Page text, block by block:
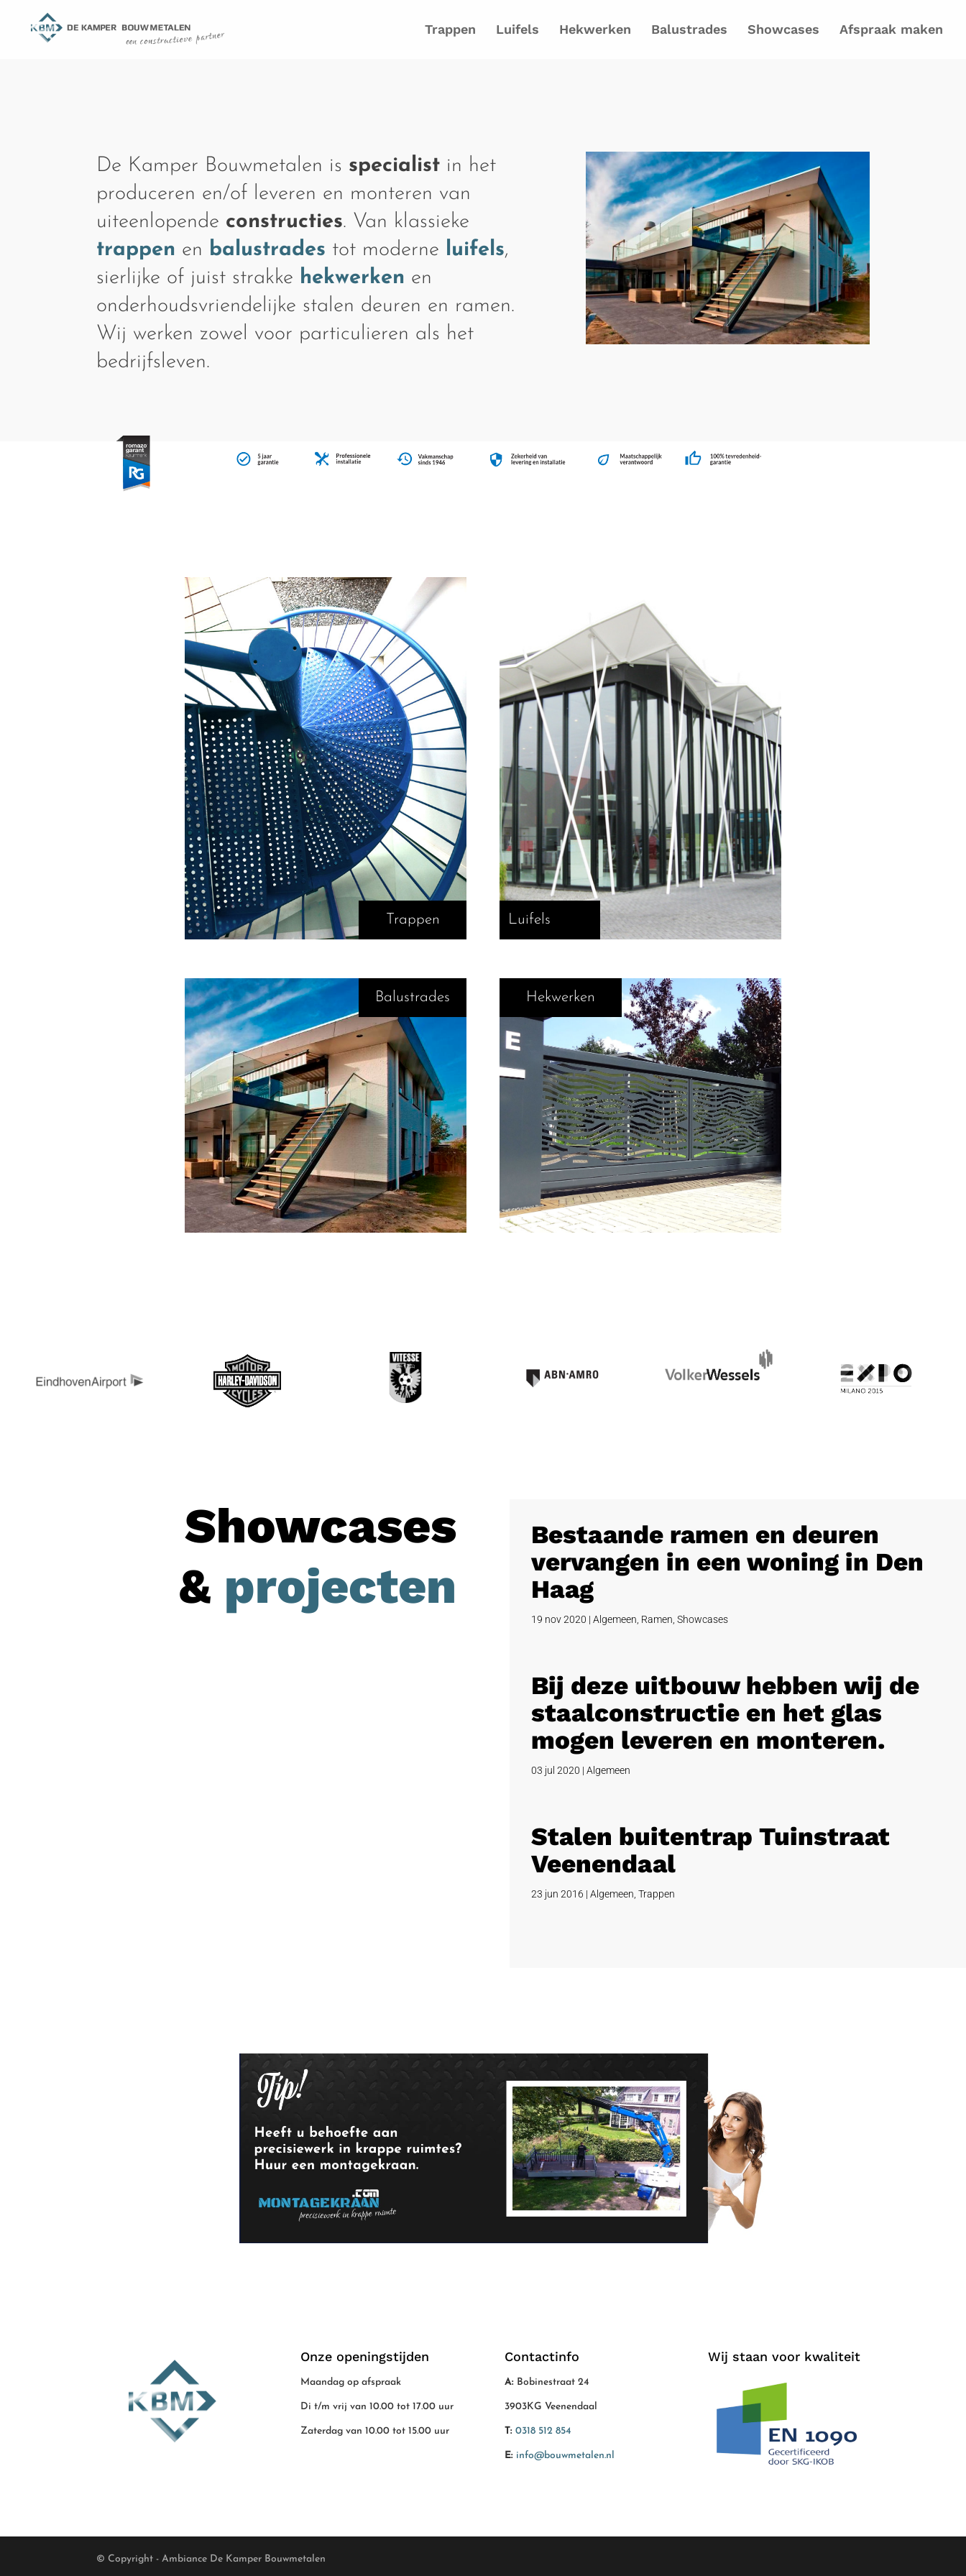
Trappen Luifels Hekwerken Balustrades Showcases Afspraak maken
De Kamper Bouwmetalen is specialist in het
produceren en/of leveren en monteren van
uiteenlopende constructies. Van klassieke
trappen en balustrades tot moderne luifels,
sierlijke of juist strakke hekwerken en
onderhoudsvriendelijke stalen deuren en ramen.
Wij werken zowel voor particulieren als het
bedrijfsleven.
Trappen Luifels
Balustrades Hekwerken
Showcases
& projecten
Bestaande ramen en deuren
vervangen in een woning in Den
Haag
19 nov 2020 | Algemeen Ramen Showcases
Bij deze uitbouw hebben wij de
staalconstructie en het glas
mogen leveren en monteren.
03 jul 2020 | Algemeen
Stalen buitentrap Tuinstraat
Veenendaal
23 jun 2016 | Algemeen Trappen
Onze openingstijden
Maandag op afspraak
Di t/m vrij van 10.00 tot 17.00 uur
Zaterdag van 10.00 tot 15.00 uur
Contactinfo
A: Bobinestraat 24
3903KG Veenendaal
T: 0318 512 854
E: info@bouwmetalen.nl
Wij staan voor kwaliteit
© Copyright - Ambiance De Kamper Bouwmetalen